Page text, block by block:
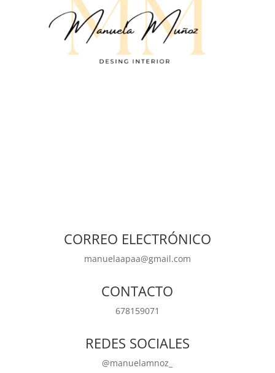
CORREO ELECTRÓNICO
manuelaapaa@gmail.com
CONTACTO
678159071
REDES SOCIALES
@manuelamnoz_